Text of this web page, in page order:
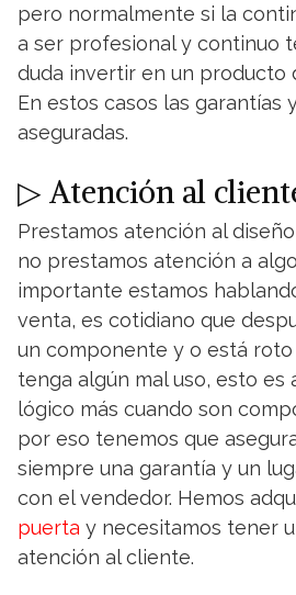
pero normalmente si la
a ser profesional y continuo
duda invertir en un producto
En estos casos las garantías
aseguradas.
▷ Atención al
Prestamos atención al
no prestamos atención a
importante estamos
venta, es cotidiano que
un componente y o está
tenga algún mal uso, esto es
lógico más cuando son
por eso tenemos que
siempre una garantía y un
con el vendedor. Hemos
puerta y necesitamos tener
atención al cliente.